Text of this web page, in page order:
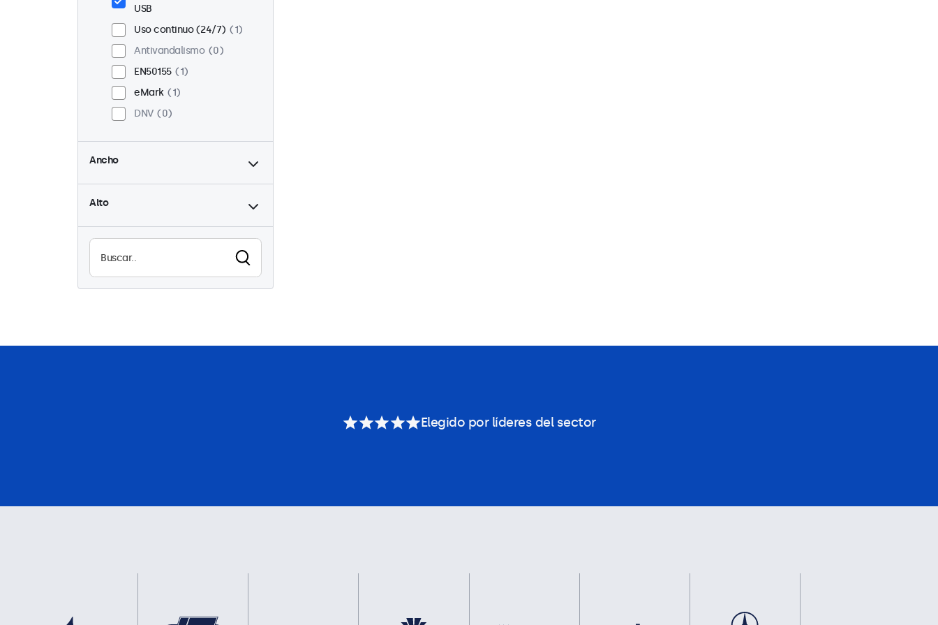
USB
Uso continuo (24/7)
1
Antivandalismo
0
EN50155
1
eMark
1
DNV
0
Ancho
Alto
Elegido por líderes del sector